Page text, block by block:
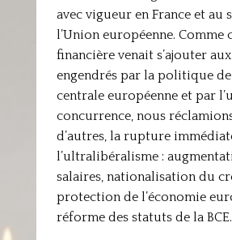
avec vigueur en France et au
l’Union européenne. Comme
financière venait s’ajouter
engendrés par la politique de
centrale européenne et par
concurrence, nous
d’autres, la rupture
l’ultralibéralisme :
salaires, nationalisation du
protection de l’économie
réforme des statuts de la